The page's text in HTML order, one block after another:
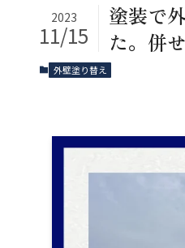
塗装で
た。併
2023
11/15
外壁塗り替え